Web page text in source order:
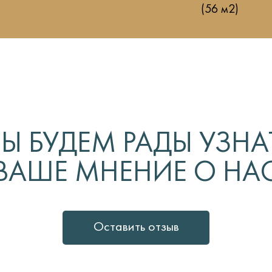
(56 м2)
БУДЕМ РАДЫ
МНЕНИЕ О
Оставить отзыв